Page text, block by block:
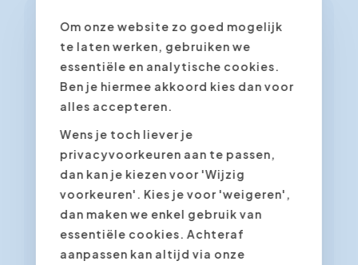
Elevator Pitch. Zeg meer met
minder woorden
vanaf 90 minuten
NL FR EN
7 - 30 deelnemers
Meer informatie
Om onze website zo goed mogelijk
te laten werken, gebruiken we
essentiële en analytische cookies.
Ben je hiermee akkoord kies dan voor
alles accepteren.
Wens je toch liever je
privacyvoorkeuren aan te passen,
dan kan je kiezen voor 'Wijzig
voorkeuren'. Kies je voor 'weigeren',
dan maken we enkel gebruik van
essentiële cookies. Achteraf
aanpassen kan altijd via onze